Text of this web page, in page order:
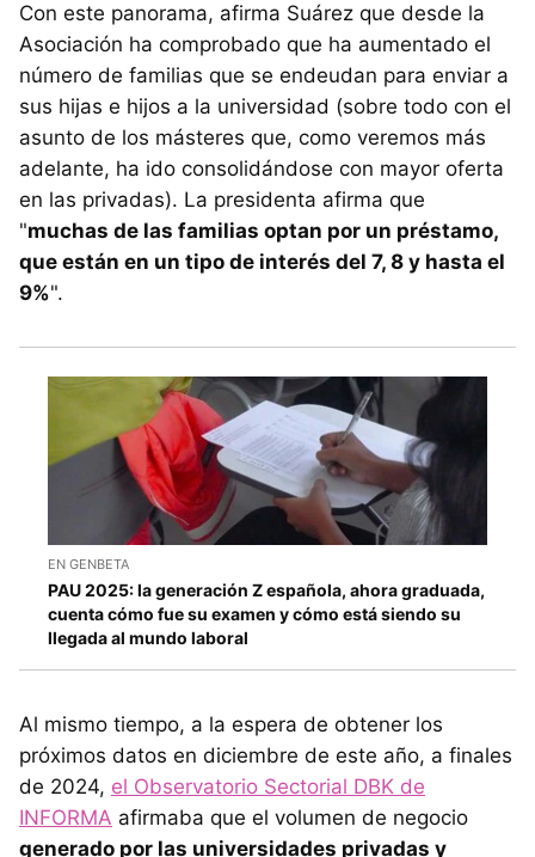
Con este panorama, afirma Suárez que desde la
Asociación ha comprobado que ha aumentado el
número de familias que se endeudan para enviar a
sus hijas e hijos a la universidad (sobre todo con el
asunto de los másteres que, como veremos más
adelante, ha ido consolidándose con mayor oferta
en las privadas). La presidenta afirma que
"muchas de las familias optan por un préstamo,
que están en un tipo de interés del 7, 8 y hasta el
9%".
EN GENBETA
PAU 2025: la generación Z española, ahora graduada,
cuenta cómo fue su examen y cómo está siendo su
llegada al mundo laboral
Al mismo tiempo, a la espera de obtener los
próximos datos en diciembre de este año, a finales
de 2024, el Observatorio Sectorial DBK de
INFORMA afirmaba que el volumen de negocio
generado por las universidades privadas y